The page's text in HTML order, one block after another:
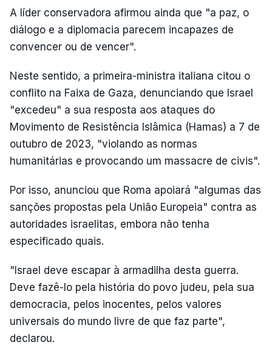
A líder conservadora afirmou ainda que "a paz, o
diálogo e a diplomacia parecem incapazes de
convencer ou de vencer".
Neste sentido, a primeira-ministra italiana citou o
conflito na Faixa de Gaza, denunciando que Israel
"excedeu" a sua resposta aos ataques do
Movimento de Resistência Islâmica (Hamas) a 7 de
outubro de 2023, "violando as normas
humanitárias e provocando um massacre de civis".
Por isso, anunciou que Roma apoiará "algumas das
sanções propostas pela União Europeia" contra as
autoridades israelitas, embora não tenha
especificado quais.
"Israel deve escapar à armadilha desta guerra.
Deve fazê-lo pela história do povo judeu, pela sua
democracia, pelos inocentes, pelos valores
universais do mundo livre de que faz parte",
declarou.